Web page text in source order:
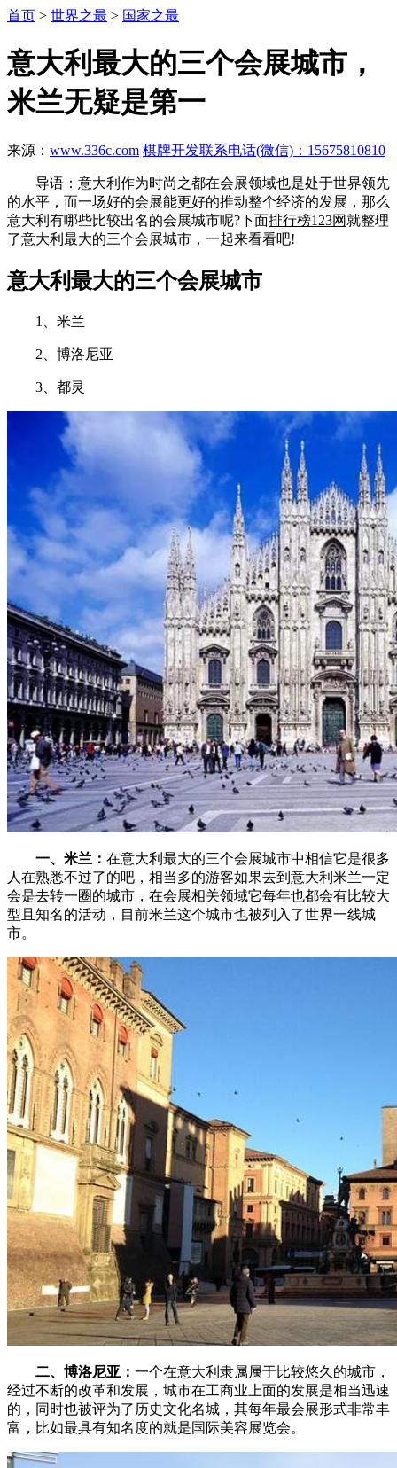
首页 > 世界之最 > 国家之最
意大利最大的三个会展城市，
米兰无疑是第一
来源： www.336c.com 棋牌开发联系电话(微信)：15675810810
导语：意大利作为时尚之都在会展领域也是处于世界领先
的水平，而一场好的会展能更好的推动整个经济的发展，那么
意大利有哪些比较出名的会展城市呢?下面排行榜123网 就整理
了意大利最大的三个会展城市，一起来看看吧!
意大利最大的三个会展城市
1、米兰
2、博洛尼亚
3、都灵
一、米兰： 在意大利最大的三个会展城市中相信它是很多
人在熟悉不过了的吧，相当多的游客如果去到意大利米兰一定
会是去转一圈的城市，在会展相关领域它每年也都会有比较大
型且知名的活动，目前米兰这个城市也被列入了世界一线城
市。
二、博洛尼亚： 一个在意大利隶属属于比较悠久的城市，
经过不断的改革和发展，城市在工商业上面的发展是相当迅速
的，同时也被评为了历史文化名城，其每年最会展形式非常丰
富，比如最具有知名度的就是国际美容展览会。